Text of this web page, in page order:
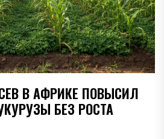
В АФРИКЕ ПОВЫСИЛ
БЕЗ РОСТА